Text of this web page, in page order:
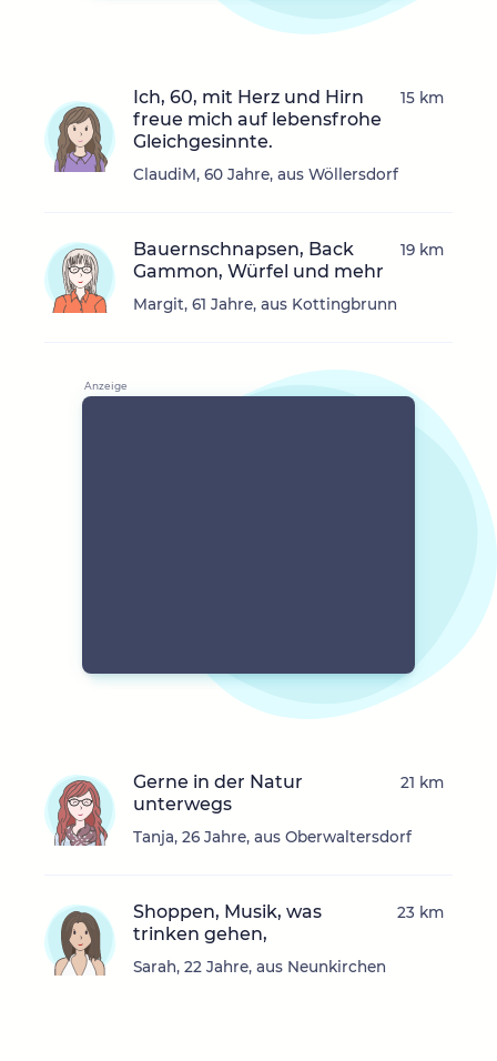
Ich, 60, mit Herz und Hirn
freue mich auf lebensfrohe
Gleichgesinnte.
ClaudiM, 60 Jahre, aus Wöllersdorf
15 km
Bauernschnapsen, Back
Gammon, Würfel und mehr
Margit, 61 Jahre, aus Kottingbrunn
19 km
Gerne in der Natur
unterwegs
Tanja, 26 Jahre, aus Oberwaltersdorf
21 km
Shoppen, Musik, was
trinken gehen,
Sarah, 22 Jahre, aus Neunkirchen
23 km